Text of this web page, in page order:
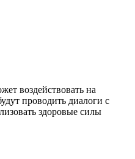
воздействовать на
проводить диалоги с
здоровые силы